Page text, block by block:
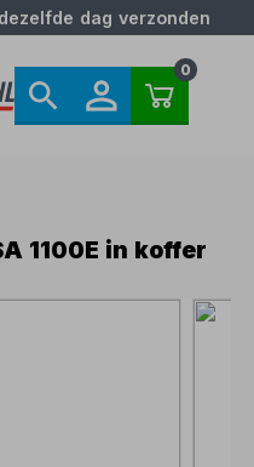
dag verzonden
0
1100E in koffer